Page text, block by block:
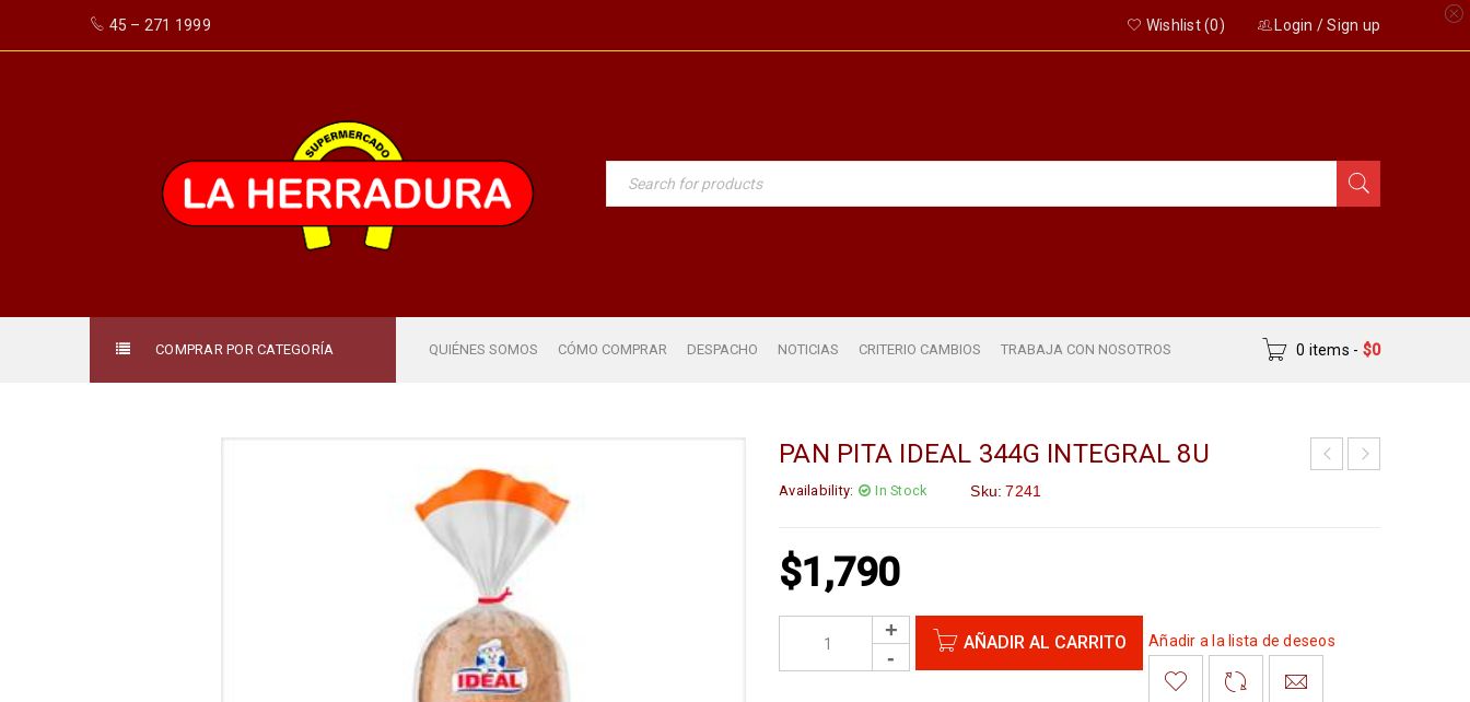
45 – 271 1999 Login /Sign up
Wishlist (0)
COMPRAR POR CATEGORÍA QUIÉNES SOMOS CÓMO COMPRAR DESPACHO NOTICIAS CRITERIO CAMBIOS TRABAJA CON NOSOTROS 0 items - $0
PAN PITA IDEAL 344G INTEGRAL 8U
Availability: In Stock Sku: 7241
$1,790
AÑADIR AL CARRITO Añadir a la lista de deseos